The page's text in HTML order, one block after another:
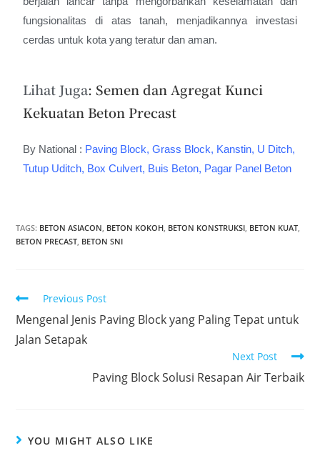
fungsionalitas di atas tanah, menjadikannya investasi
cerdas untuk kota yang teratur dan aman.
Lihat Juga: Semen dan Agregat Kunci
Kekuatan Beton Precast
By National : Paving Block,Grass Block, Kanstin, U Ditch,
Tutup Uditch, Box Culvert, Buis Beton, Pagar Panel Beton
TAGS: BETON ASIACON BETON KOKOH BETON KONSTRUKSI BETON KUAT
BETON PRECAST BETON SNI
Previous Post
Mengenal Jenis Paving Block yang Paling Tepat untuk
Jalan Setapak
Next Post
Paving Block Solusi Resapan Air Terbaik
YOU MIGHT ALSO LIKE